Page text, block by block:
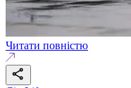
Читати повністю